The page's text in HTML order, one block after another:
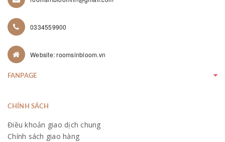
0334559900
Website: roomsinbloom.vn
FANPAGE
CHÍNH SÁCH
Điều khoản giao dịch chung
Chính sách giao hàng